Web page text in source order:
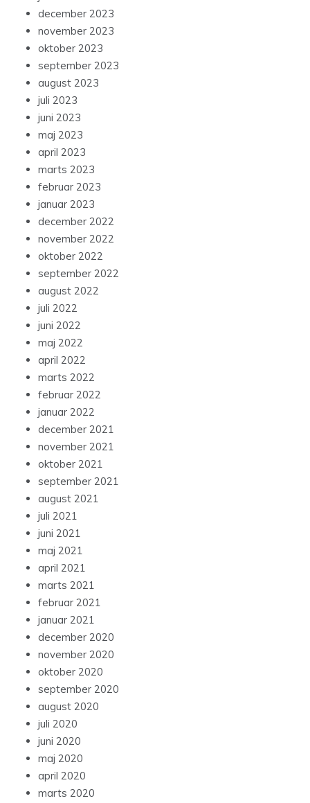
december 2023
november 2023
oktober 2023
september 2023
august 2023
juli 2023
juni 2023
maj 2023
april 2023
marts 2023
februar 2023
januar 2023
december 2022
november 2022
oktober 2022
september 2022
august 2022
juli 2022
juni 2022
maj 2022
april 2022
marts 2022
februar 2022
januar 2022
december 2021
november 2021
oktober 2021
september 2021
august 2021
juli 2021
juni 2021
maj 2021
april 2021
marts 2021
februar 2021
januar 2021
december 2020
november 2020
oktober 2020
september 2020
august 2020
juli 2020
juni 2020
maj 2020
april 2020
marts 2020